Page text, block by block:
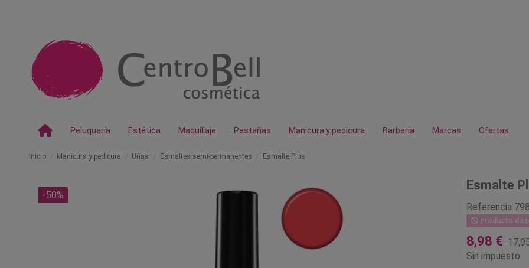
Peluquería Estética Maquillaje Pestañas Manicura y pedicura Barbería Marcas Ofertas
Inicio Manicura y pedicura Uñas Esmaltes semi-permanentes Esmalte Plus
-50%
Esmalte
Referencia
Producto
8,98 €
Sin impuesto